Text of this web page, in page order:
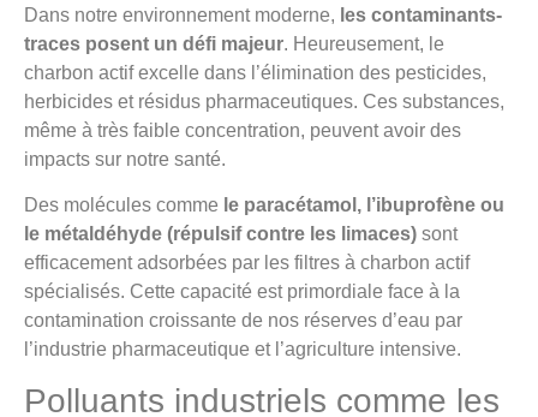
Dans notre environnement moderne, les contaminants-
traces posent un défi majeur. Heureusement, le
charbon actif excelle dans l’élimination des pesticides,
herbicides et résidus pharmaceutiques. Ces substances,
même à très faible concentration, peuvent avoir des
impacts sur notre santé.
Des molécules comme le paracétamol, l’ibuprofène ou
le métaldéhyde (répulsif contre les limaces) sont
efficacement adsorbées par les filtres à charbon actif
spécialisés. Cette capacité est primordiale face à la
contamination croissante de nos réserves d’eau par
l’industrie pharmaceutique et l’agriculture intensive.
Polluants industriels comme les